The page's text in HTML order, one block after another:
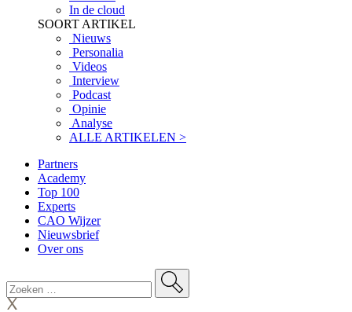
In de cloud
SOORT ARTIKEL
Nieuws
Personalia
Videos
Interview
Podcast
Opinie
Analyse
ALLE ARTIKELEN >
Partners
Academy
Top 100
Experts
CAO Wijzer
Nieuwsbrief
Over ons